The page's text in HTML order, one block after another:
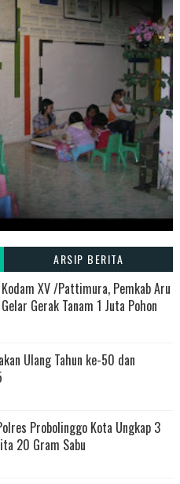
ARSIP BERITA
XV /Pattimura, Pemkab Aru
Gerak Tanam 1 Juta Pohon
Ulang Tahun ke-50 dan
Probolinggo Kota Ungkap 3
20 Gram Sabu